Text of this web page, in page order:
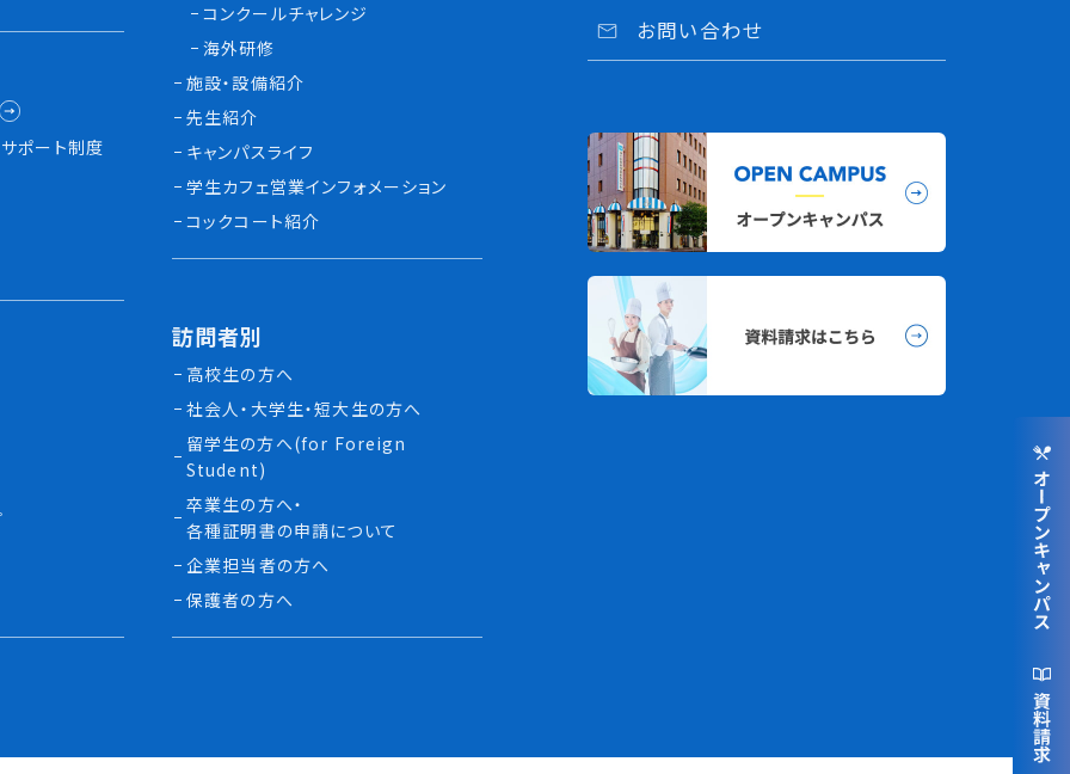
ポート制度
コンクールチャレンジ
海外研修
施設・設備紹介
先生紹介
キャンパスライフ
学生カフェ営業インフォメーション
コックコート紹介
訪問者別
高校生の方へ
社会人・大学生・短大生の方へ
留学生の方へ(for Foreign
Student)
卒業生の方へ・
各種証明書の申請について
企業担当者の方へ
保護者の方へ
お問い合わせ